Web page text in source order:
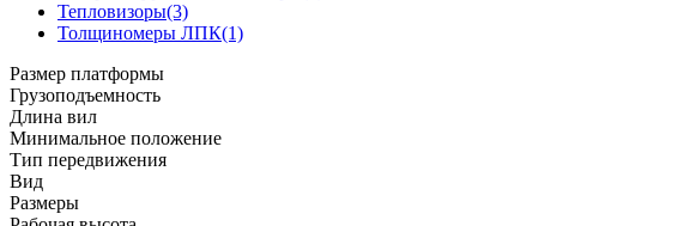
Тепловизоры(3)
Толщиномеры ЛПК(1)
Размер платформы
Грузоподъемность
Длина вил
Минимальное положение
Тип передвижения
Вид
Размеры